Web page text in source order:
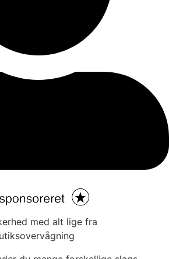
med alt lige fra